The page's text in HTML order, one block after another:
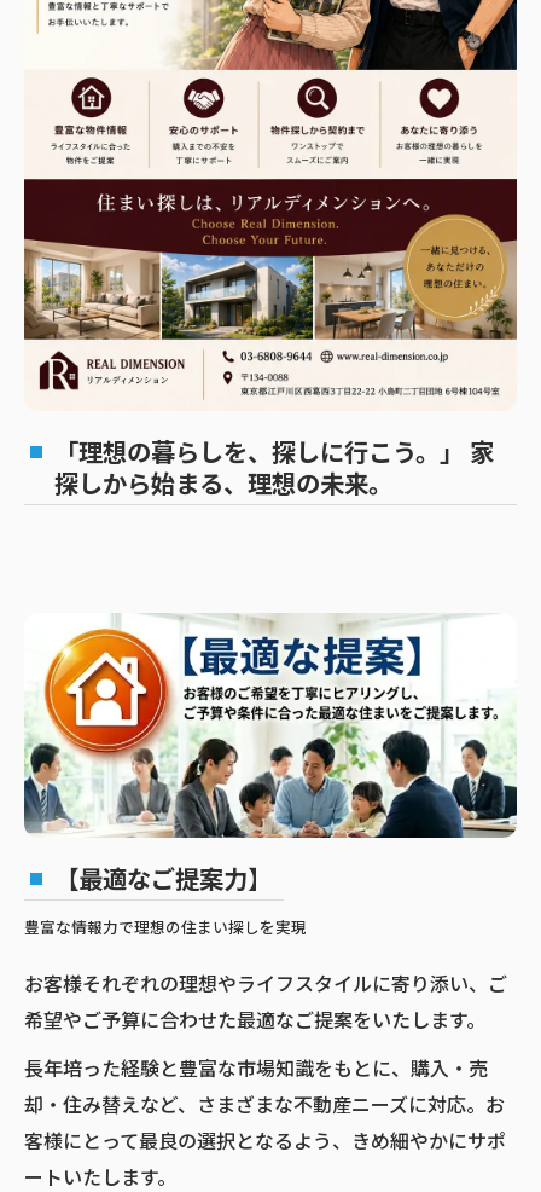
「理想の暮らしを、探しに行こう。」 家
探しから始まる、理想の未来。
【最適なご提案力】
豊富な情報力で理想の住まい探しを実現
お客様それぞれの理想やライフスタイルに寄り添い、ご
希望やご予算に合わせた最適なご提案をいたします。
長年培った経験と豊富な市場知識をもとに、購入・売
却・住み替えなど、さまざまな不動産ニーズに対応。お
客様にとって最良の選択となるよう、きめ細やかにサポ
ートいたします。